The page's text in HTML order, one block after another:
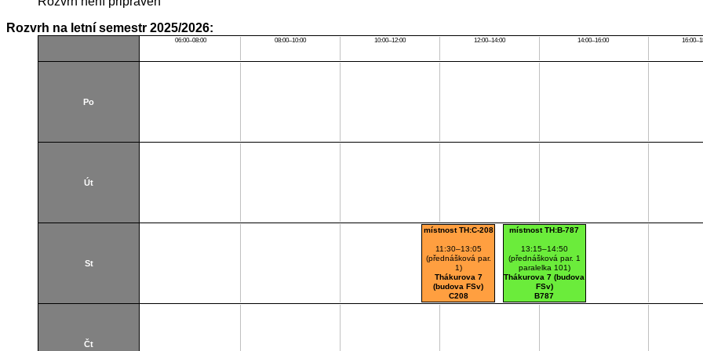
Rozvrh na letní semestr 2025/2026:
06:00–08:00 08:00–10:00 10:00–12:00 12:00–14:00 14:00–16:00
Po
Út
St
místnost TH:C-208
11:30–13:05
(přednášková par.
1)
Thákurova 7
(budova FSv)
C208
místnost TH:B-787
13:15–14:50
(přednášková par. 1
paralelka 101)
Thákurova 7 (budova
FSv)
B787
Čt